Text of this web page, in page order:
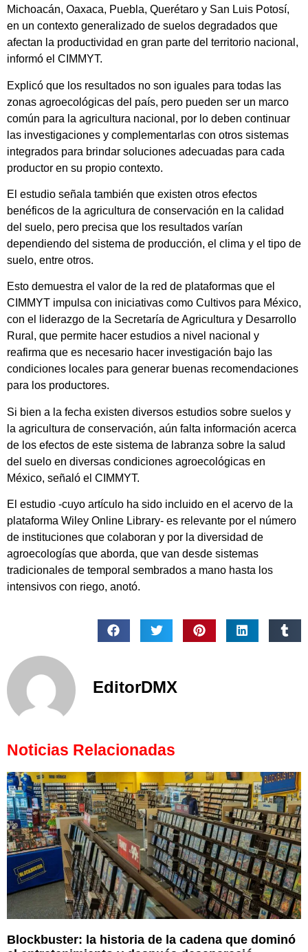
Michoacán, Oaxaca, Puebla, Querétaro y San Luis Potosí,
en un contexto generalizado de suelos degradados que
afectan la productividad en gran parte del territorio nacional,
informó el CIMMYT.
Explicó que los resultados no son iguales para todas las
zonas agroecológicas del país, pero pueden ser un marco
común para la agricultura nacional, por lo deben continuar
las investigaciones y complementarlas con otros sistemas
integrados para brindar soluciones adecuadas para cada
productor en su propio contexto.
El estudio señala también que existen otros efectos
benéficos de la agricultura de conservación en la calidad
del suelo, pero precisa que los resultados varían
dependiendo del sistema de producción, el clima y el tipo de
suelo, entre otros.
Esto demuestra el valor de la red de plataformas que el
CIMMYT impulsa con iniciativas como Cultivos para México,
con el liderazgo de la Secretaría de Agricultura y Desarrollo
Rural, que permite hacer estudios a nivel nacional y
reafirma que es necesario hacer investigación bajo las
condiciones locales para generar buenas recomendaciones
para los productores.
Si bien a la fecha existen diversos estudios sobre suelos y
la agricultura de conservación, aún falta información acerca
de los efectos de este sistema de labranza sobre la salud
del suelo en diversas condiciones agroecológicas en
México, señaló el CIMMYT.
El estudio -cuyo artículo ha sido incluido en el acervo de la
plataforma Wiley Online Library- es relevante por el número
de instituciones que colaboran y por la diversidad de
agroecologías que aborda, que van desde sistemas
tradicionales de temporal sembrados a mano hasta los
intensivos con riego, anotó.
EditorDMX
Noticias Relacionadas
Blockbuster: la historia de la cadena que dominó